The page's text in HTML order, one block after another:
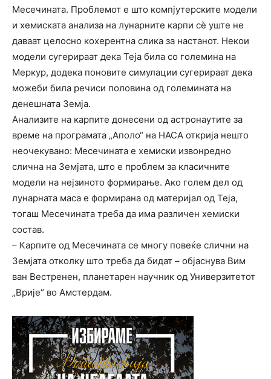
Месечината. Проблемот е што компјутерските модели
и хемиската анализа на лунарните карпи сè уште не
даваат целосно кохерентна слика за настанот. Некои
модели сугерираат дека Теја била со големина на
Меркур, додека поновите симулации сугерираат дека
можеби била речиси половина од големината на
денешната Земја.
Анализите на карпите донесени од астронаутите за
време на програмата „Аполо“ на НАСА открија нешто
неочекувано: Месечината е хемиски извонредно
слична на Земјата, што е проблем за класичните
модели на нејзиното формирање. Ако голем дел од
лунарната маса е формирана од материјал од Теја,
тогаш Месечината треба да има различен хемиски
состав.
– Карпите од Месечината се многу повеќе слични на
Земјата отколку што треба да бидат – објаснува Вим
ван Вестренен, планетарен научник од Универзитетот
„Врије“ во Амстердам.